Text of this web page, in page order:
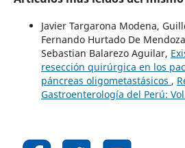
Javier Targarona Modena,
Fernando Hurtado De
Sebastian Balarezo Aguilar,
resección quirúrgica en los
páncreas oligometastásicos ,
Gastroenterología del Perú: